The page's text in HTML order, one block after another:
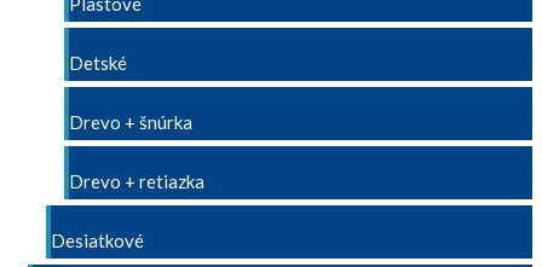
Detské
Drevo + šnúrka
Drevo + retiazka
Desiatkové